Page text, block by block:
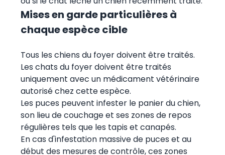
Mises en garde particulières à
chaque espèce cible
Tous les chiens du foyer doivent être traités.
Les chats du foyer doivent être traités
uniquement avec un médicament vétérinaire
autorisé chez cette espèce.
Les puces peuvent infester le panier du chien,
son lieu de couchage et ses zones de repos
régulières tels que les tapis et canapés.
En cas d'infestation massive de puces et au
début des mesures de contrôle, ces zones